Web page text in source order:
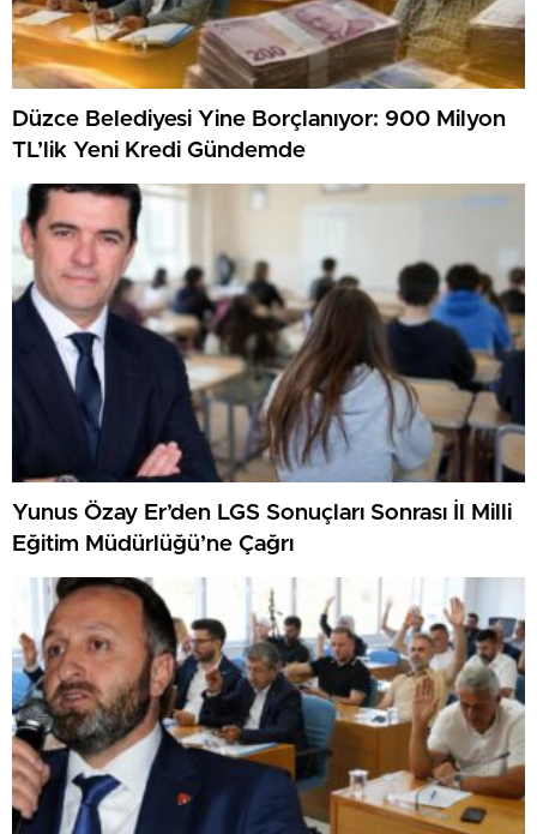
Düzce Belediyesi Yine Borçlanıyor: 900 Milyon
TL’lik Yeni Kredi Gündemde
Yunus Özay Er’den LGS Sonuçları Sonrası İl Milli
Eğitim Müdürlüğü’ne Çağrı